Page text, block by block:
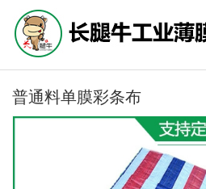
普通料单膜彩条布